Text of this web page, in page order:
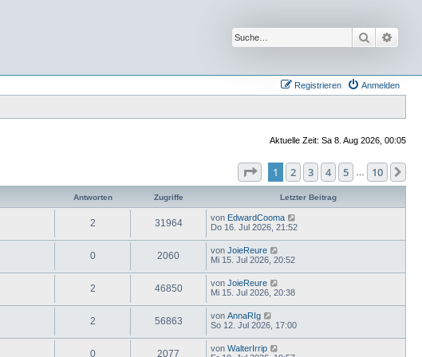
Suche
Anmelden
Registrieren
Aktuelle Zeit: Sa 8. Aug 2026, 00:05
Seite von10
1 2 3 4 5 10
Antworten Zugriffe Letzter Beitrag
2 31964 von EdwardCooma
Do 16. Jul 2026, 21:52
0 2060 von JoieReure
Mi 15. Jul 2026, 20:52
2 46850 von JoieReure
Mi 15. Jul 2026, 20:38
2 56863 von AnnaRIg
So 12. Jul 2026, 17:00
0 2077 von WalterIrrip